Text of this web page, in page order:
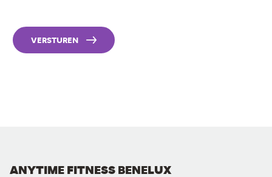
VERSTUREN
ANYTIME FITNESS BENELUX